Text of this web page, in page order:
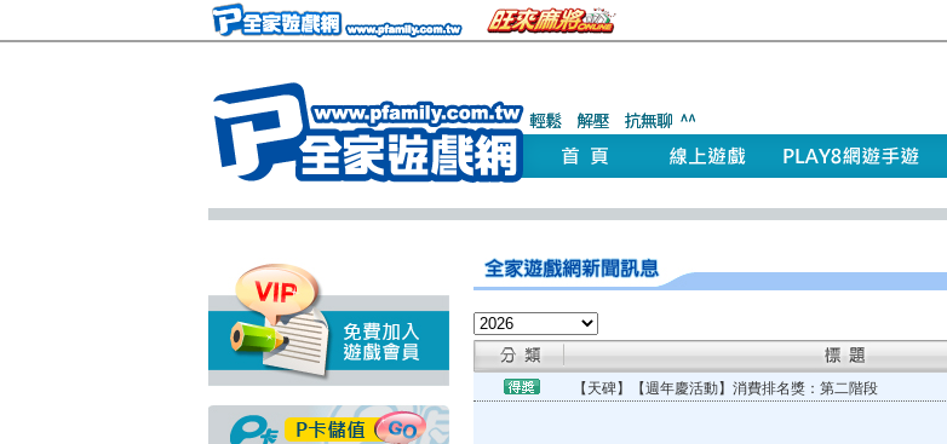
【天碑】【週年慶活動】消費排名獎：第二階段